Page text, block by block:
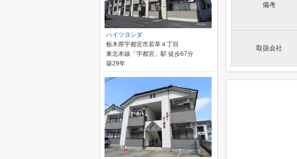
備考
取扱会社
ハイツヨシダ
栃木県宇都宮市若草４丁目
東北本線「宇都宮」駅 徒歩67分
築29年